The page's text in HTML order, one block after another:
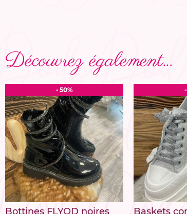
Découvrez également...
- 50%
Bottines FLYOD noires
Baskets